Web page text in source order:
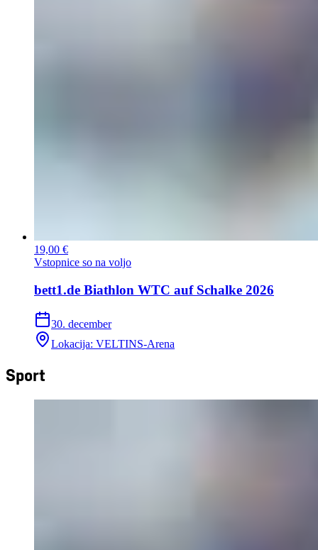
19,00 €
Vstopnice so na voljo
bett1.de Biathlon WTC auf Schalke 2026
30. december
Lokacija: VELTINS-Arena
Sport